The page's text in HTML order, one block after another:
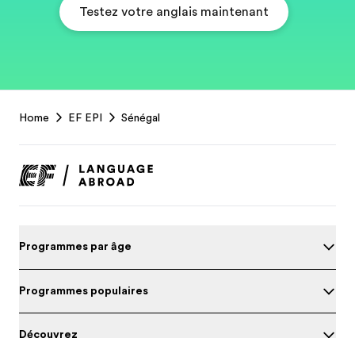
Testez votre anglais maintenant
Footer
Home EF EPI Sénégal
Programmes par âge
Programmes populaires
Découvrez